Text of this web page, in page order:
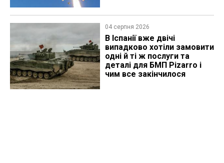
04 серпня 2026
В Іспанії вже двічі
випадково хотіли замовити
одні й ті ж послуги та
деталі для БМП Pizarro і
чим все закінчилося